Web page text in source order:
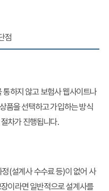
점
통하지 않고 보험사 웹사이트나
품을 선택하고 가입하는 방식
차가 진행됩니다.
정(설계사 수수료 등)이 없어 사
이라면 일반적으로 설계사를